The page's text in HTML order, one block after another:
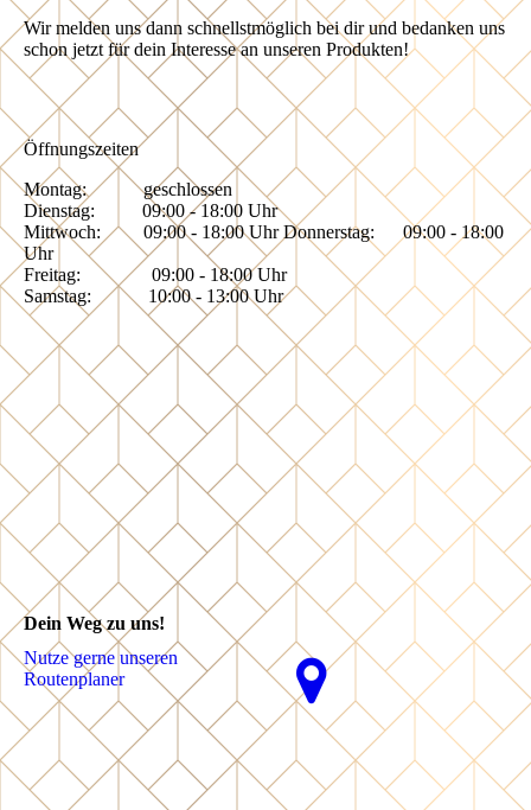
Wir melden uns dann schnellstmöglich bei dir und bedanken uns
schon jetzt für dein Interesse an unseren Produkten!
Öffnungszeiten
Montag: geschlossen
Dienstag: 09:00 - 18:00 Uhr
Mittwoch: 09:00 - 18:00 Uhr Donnerstag: 09:00 - 18:00
Uhr
Freitag: 09:00 - 18:00 Uhr
Samstag: 10:00 - 13:00 Uhr
Dein Weg zu uns!
Nutze gerne unseren
Routenplaner